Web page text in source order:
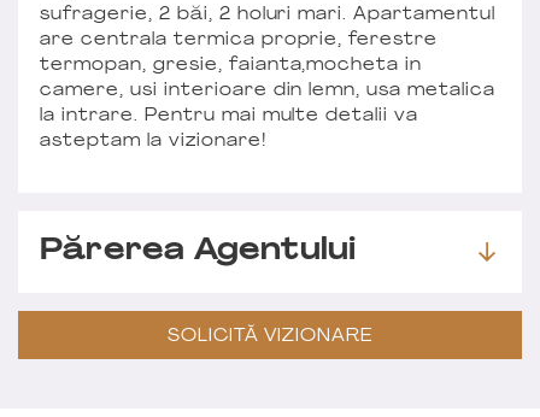
sufragerie, 2 băi, 2 holuri mari. Apartamentul
are centrala termica proprie, ferestre
termopan, gresie, faianta,mocheta in
camere, usi interioare din lemn, usa metalica
la intrare. Pentru mai multe detalii va
asteptam la vizionare!
Părerea Agentului
SOLICITĂ VIZIONARE